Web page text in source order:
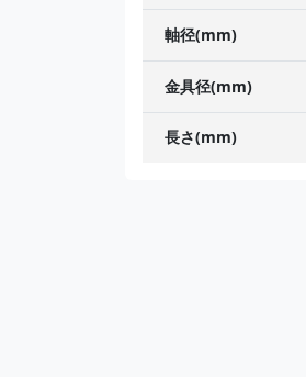
軸径(mm)
金具径(mm)
長さ(mm)